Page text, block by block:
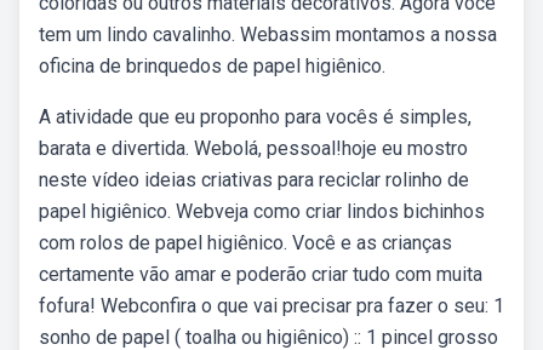
tem um lindo cavalinho. Webassim montamos a nossa
oficina de brinquedos de papel higiênico.
A atividade que eu proponho para vocês é simples,
barata e divertida. Webolá, pessoal!hoje eu mostro
neste vídeo ideias criativas para reciclar rolinho de
papel higiênico. Webveja como criar lindos bichinhos
com rolos de papel higiênico. Você e as crianças
certamente vão amar e poderão criar tudo com muita
fofura! Webconfira o que vai precisar pra fazer o seu: 1
sonho de papel ( toalha ou higiênico) :: 1 pincel grosso